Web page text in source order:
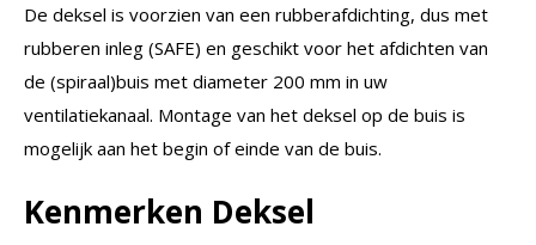
De deksel is voorzien van een rubberafdichting, dus met
rubberen inleg (SAFE) en geschikt voor het afdichten van
de (spiraal)buis met diameter 200 mm in uw
ventilatiekanaal. Montage van het deksel op de buis is
mogelijk aan het begin of einde van de buis.
Kenmerken Deksel